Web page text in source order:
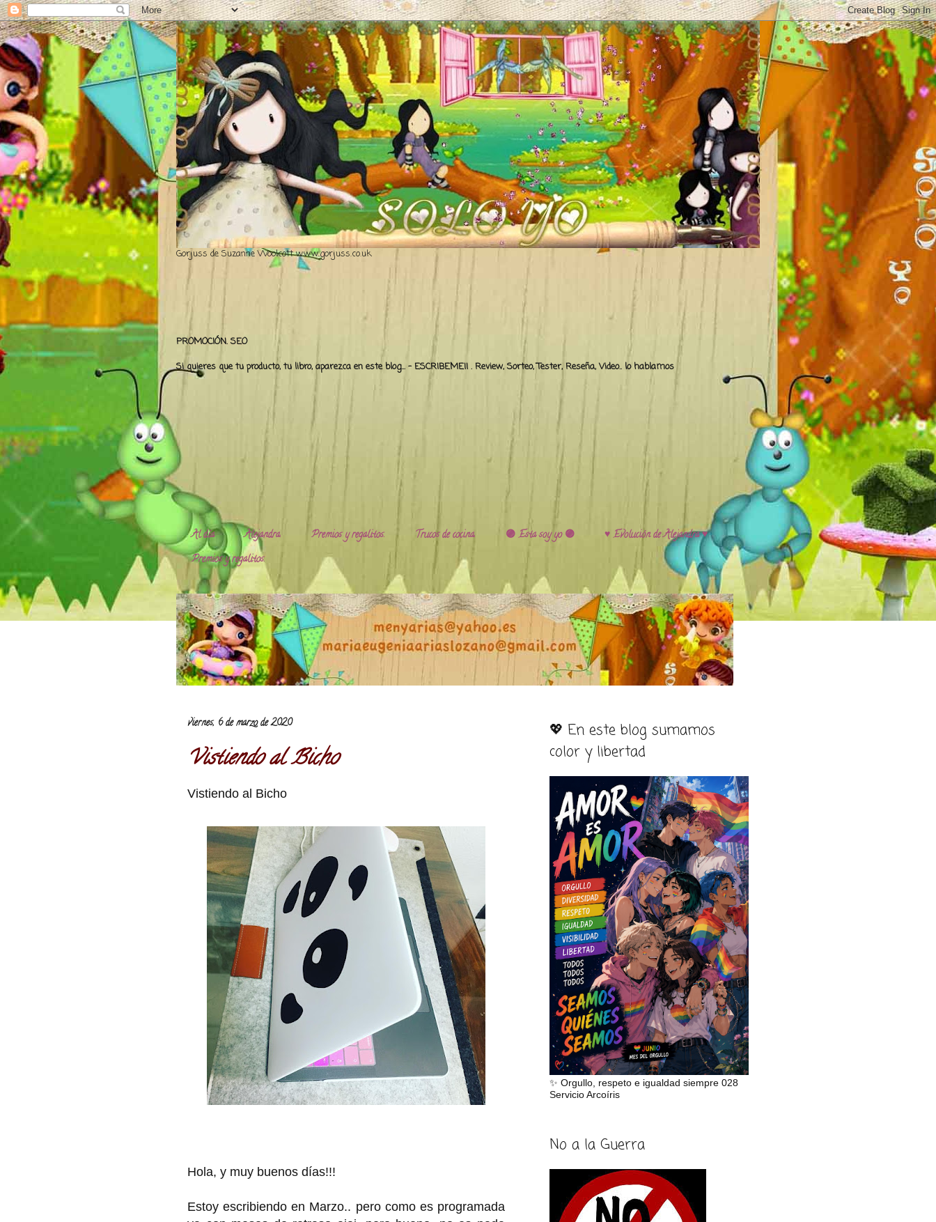
Gorjuss de Suzanne Woolcott www.gorjuss.co.uk
PROMOCIÓN. SEO
Si quieres que tu producto, tu libro, aparezca en este blog... - ESCRIBEME!! . Review, Sorteo, Tester, Reseña, Video.. lo hablamos
Al día Alejandra. Premios y regalitos. Trucos de cocina. 🟣 Esta soy yo 🟣
♥️ Evolución de Alejandra ♥️
Premios y regalitos.
viernes, 6 de marzo de 2020
Vistiendo al Bicho
Vistiendo al Bicho
Hola, y muy buenos días!!!
Estoy escribiendo en Marzo.. pero como es programada
💖 En este blog sumamos
color y libertad
✨ Orgullo, respeto e igualdad siempre 028
Servicio Arcoíris
No a la Guerra